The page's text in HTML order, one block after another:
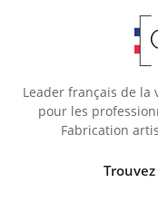
Leader français de la
pour les
Fabrication